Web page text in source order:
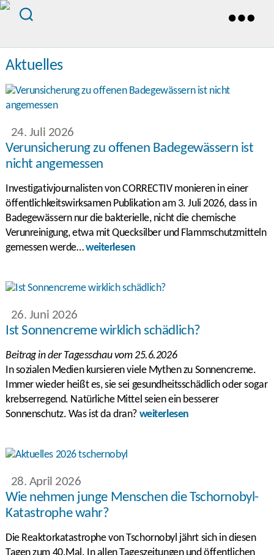
Aktuelles
24. Juli 2026
Verunsicherung zu offenen Badegewässern ist
nicht angemessen
Investigativjournalisten von CORRECTIV monieren in einer
öffentlichkeitswirksamen Publikation am 3. Juli 2026, dass in
Badegewässern nur die bakterielle, nicht die chemische
Verunreinigung, etwa mit Quecksilber und Flammschutzmitteln
gemessen werde…weiterlesen
26. Juni 2026
Ist Sonnencreme wirklich schädlich?
Beitrag in der Tagesschau vom 25.6.2026
In sozialen Medien kursieren viele Mythen zu Sonnencreme.
Immer wieder heißt es, sie sei gesundheitsschädlich oder sogar
krebserregend. Natürliche Mittel seien ein besserer
Sonnenschutz. Was ist da dran? weiterlesen
28. April 2026
Wie nehmen junge Menschen die Tschornobyl-
Katastrophe wahr?
Die Reaktorkatastrophe von Tschornobyl jährt sich in diesen
Tagen zum 40.Mal. In allen Tageszeitungen und öffentlichen